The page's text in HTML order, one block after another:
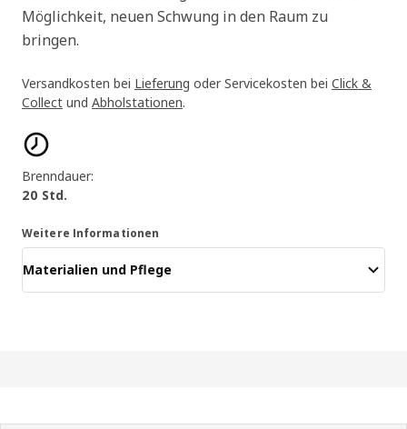
Möglichkeit, neuen Schwung in den Raum zu
bringen.
Versandkosten bei Lieferung oder Servicekosten bei Click &
Collect und Abholstationen.
Produktmerkmale
Brenndauer:
20 Std.
Weitere Informationen
Materialien und Pflege